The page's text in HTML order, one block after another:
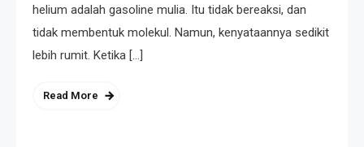
helium adalah gasoline mulia. Itu tidak bereaksi, dan
tidak membentuk molekul. Namun, kenyataannya sedikit
lebih rumit. Ketika […]
Read More